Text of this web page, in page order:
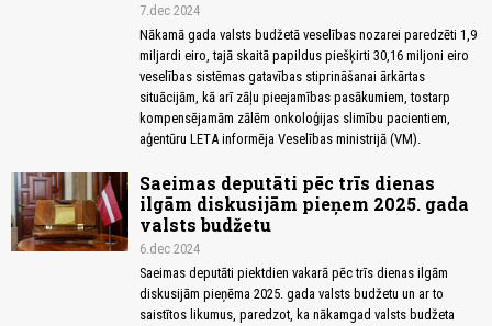
7.dec 2024
Nākamā gada valsts budžetā veselības nozarei paredzēti 1,9
miljardi eiro, tajā skaitā papildus piešķirti 30,16 miljoni eiro
veselības sistēmas gatavības stiprināšanai ārkārtas
situācijām, kā arī zāļu pieejamības pasākumiem, tostarp
kompensējamām zālēm onkoloģijas slimību pacientiem,
aģentūru LETA informēja Veselības ministrijā (VM).
Saeimas deputāti pēc trīs dienas
ilgām diskusijām pieņem 2025. gada
valsts budžetu
6.dec 2024
Saeimas deputāti piektdien vakarā pēc trīs dienas ilgām
diskusijām pieņēma 2025. gada valsts budžetu un ar to
saistītos likumus, paredzot, ka nākamgad valsts budžeta